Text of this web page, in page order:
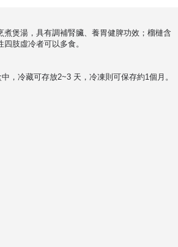
煲湯，具有調補腎臟、養胃健脾功效；榴槤含
肢虛冷者可以多食。
，冷藏可存放2~3 天，冷凍則可保存約1個月。